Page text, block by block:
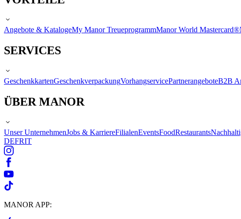
Angebote & KatalogeMy Manor TreueprogrammManor World Mastercard®
SERVICES
GeschenkkartenGeschenkverpackungVorhangservicePartnerangeboteB2B
ÜBER MANOR
Unser UnternehmenJobs & KarriereFilialenEventsFoodRestaurants
DEFRIT
MANOR APP: